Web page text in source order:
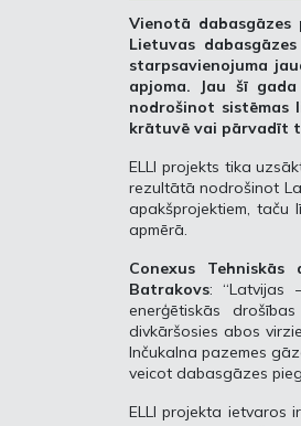
Vienotā dabasgāzes
Lietuvas
starpsavienojuma
apjoma. Jau šī
nodrošinot sistēmas
krātuvē vai pārvadīt
ELLI projekts tika
rezultātā nodrošinot
apakšprojektiem,
apmērā.
Conexus
Batrakovs: “Latvijas
enerģētiskās
divkāršosies abos
Inčukalna pazemes
veicot dabasgāzes
ELLI projekta ietvaros